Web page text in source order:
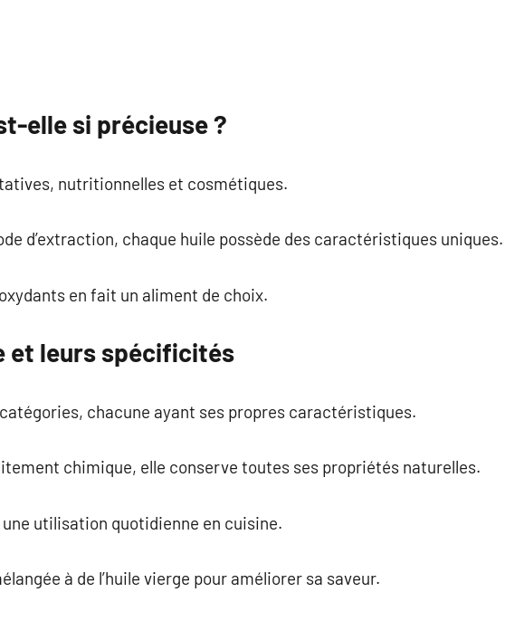
elle si précieuse ?
nutritionnelles et cosmétiques.
d’extraction, chaque huile possède des caractéristiques uniques.
en fait un aliment de choix.
et leurs spécificités
catégories, chacune ayant ses propres caractéristiques.
chimique, elle conserve toutes ses propriétés naturelles.
utilisation quotidienne en cuisine.
à de l’huile vierge pour améliorer sa saveur.